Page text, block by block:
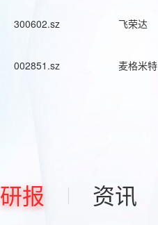
300602.sz 飞荣达
002851.sz 麦格米特
研报 资讯